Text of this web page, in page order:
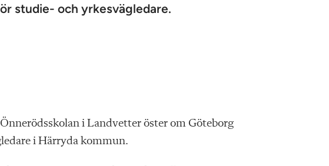
studie- och yrkesvägledare.
i Landvetter öster om Göteborg
i Härryda kommun.